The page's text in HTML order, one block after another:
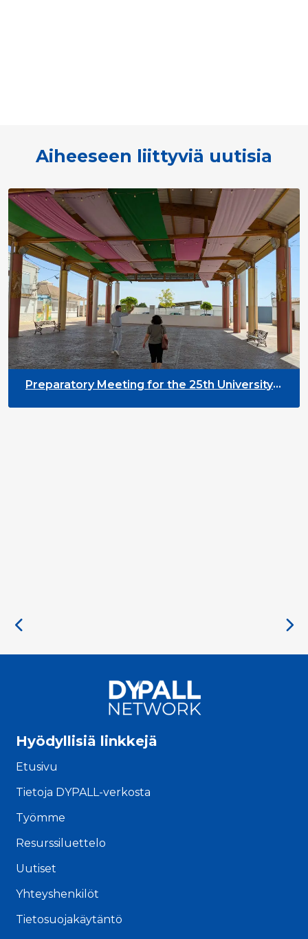
Aiheeseen liittyviä uutisia
Preparatory Meeting for the 25th University
Hyödyllisiä linkkejä
Etusivu
Tietoja DYPALL-verkosta
Työmme
Resurssiluettelo
Uutiset
Yhteyshenkilöt
Tietosuojakäytäntö